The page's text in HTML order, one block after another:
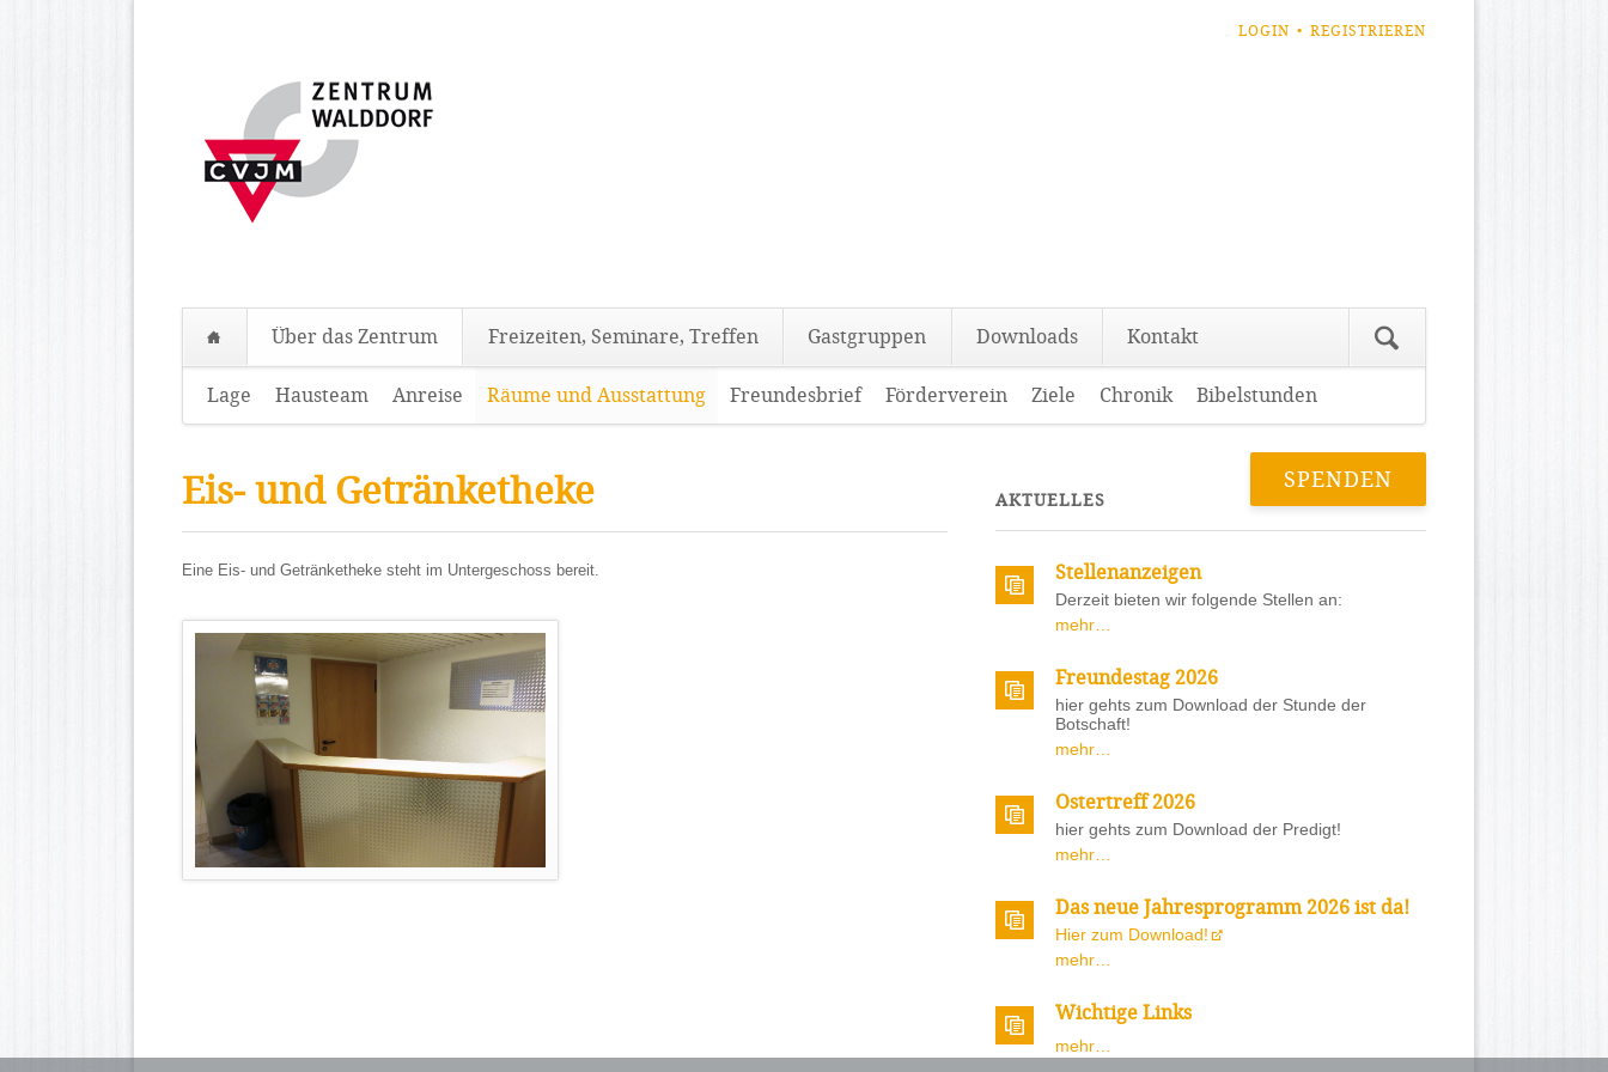
NAVIGATION
LOGIN REGISTRIEREN
überspringen
Über das Zentrum Freizeiten, Seminare, Treffen Gastgruppen Downloads Kontakt
überspringen
überspringen
Lage Hausteam Anreise Räume und Ausstattung Freundesbrief Förderverein Ziele Chronik Bibelstunden
Eis- und Getränketheke
Eine Eis- und Getränketheke steht im Untergeschoss bereit.
SPENDEN
AKTUELLES
Stellenanzeigen
Derzeit bieten wir folgende Stellen an:
mehr…
Freundestag 2026
hier gehts zum Download der Stunde der
Botschaft!
mehr…
Ostertreff 2026
hier gehts zum Download der Predigt!
mehr…
Das neue Jahresprogramm 2026 ist da!
Hier zum Download!
mehr…
Wichtige Links
mehr…